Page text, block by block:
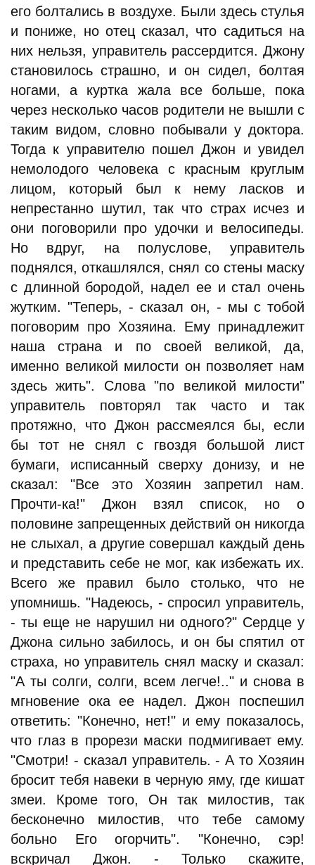
его болтались в воздухе. Были здесь стулья
и пониже, но отец сказал, что садиться на
них нельзя, управитель рассердится. Джону
становилось страшно, и он сидел, болтая
ногами, а куртка жала все больше, пока
через несколько часов родители не вышли с
таким видом, словно побывали у доктора.
Тогда к управителю пошел Джон и увидел
немолодого человека с красным круглым
лицом, который был к нему ласков и
непрестанно шутил, так что страх исчез и
они поговорили про удочки и велосипеды.
Но вдруг, на полуслове, управитель
поднялся, откашлялся, снял со стены маску
с длинной бородой, надел ее и стал очень
жутким. "Теперь, - сказал он, - мы с тобой
поговорим про Хозяина. Ему принадлежит
наша страна и по своей великой, да,
именно великой милости он позволяет нам
здесь жить". Слова "по великой милости"
управитель повторял так часто и так
протяжно, что Джон рассмеялся бы, если
бы тот не снял с гвоздя большой лист
бумаги, исписанный сверху донизу, и не
сказал: "Все это Хозяин запретил нам.
Прочти-ка!" Джон взял список, но о
половине запрещенных действий он никогда
не слыхал, а другие совершал каждый день
и представить себе не мог, как избежать их.
Всего же правил было столько, что не
упомнишь. "Надеюсь, - спросил управитель,
- ты еще не нарушил ни одного?" Сердце у
Джона сильно забилось, и он бы спятил от
страха, но управитель снял маску и сказал:
"А ты солги, солги, всем легче!.." и снова в
мгновение ока ее надел. Джон поспешил
ответить: "Конечно, нет!" и ему показалось,
что глаз в прорези маски подмигивает ему.
"Смотри! - сказал управитель. - А то Хозяин
бросит тебя навеки в черную яму, где кишат
змеи. Кроме того, Он так милостив, так
бесконечно милостив, что тебе самому
больно Его огорчить". "Конечно, сэр!
вскричал Джон. - Только скажите,